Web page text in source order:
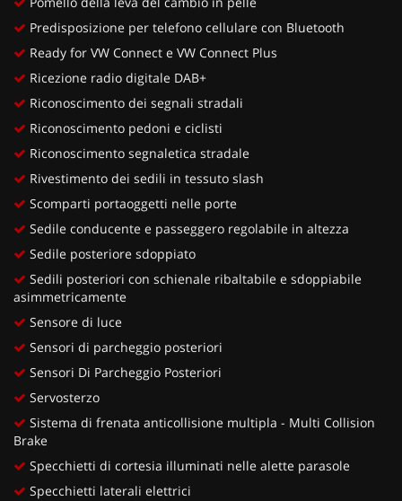
Predisposizione per telefono cellulare con Bluetooth
Ready for VW Connect e VW Connect Plus
Ricezione radio digitale DAB+
Riconoscimento dei segnali stradali
Riconoscimento pedoni e ciclisti
Riconoscimento segnaletica stradale
Rivestimento dei sedili in tessuto slash
Scomparti portaoggetti nelle porte
Sedile conducente e passeggero regolabile in altezza
Sedile posteriore sdoppiato
Sedili posteriori con schienale ribaltabile e sdoppiabile
asimmetricamente
Sensore di luce
Sensori di parcheggio posteriori
Sensori Di Parcheggio Posteriori
Servosterzo
Sistema di frenata anticollisione multipla - Multi Collision
Brake
Specchietti di cortesia illuminati nelle alette parasole
Specchietti laterali elettrici